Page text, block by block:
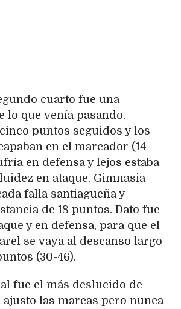
cuarto fue una
lo que venía pasando.
puntos seguidos y los
en el marcador (14-
en defensa y lejos estaba
en ataque. Gimnasia
falla santiagueña y
de 18 puntos. Dato fue
y en defensa, para que el
se vaya al descanso largo
(30-46).
fue el más deslucido de
ajusto las marcas pero nunca